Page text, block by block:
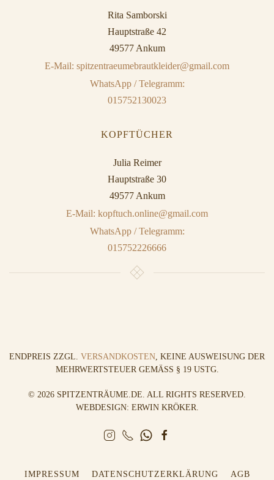
Rita Samborski
Hauptstraße 42
49577 Ankum
E-Mail: spitzentraeumebrautkleider@gmail.com
WhatsApp / Telegramm:
015752130023
KOPFTÜCHER
Julia Reimer
Hauptstraße 30
49577 Ankum
E-Mail: kopftuch.online@gmail.com
WhatsApp / Telegramm:
015752226666
ENDPREIS ZZGL. VERSANDKOSTEN, KEINE AUSWEISUNG DER
MEHRWERTSTEUER GEMÄSS § 19 USTG.
© 2026 SPITZENTRÄUME.DE. ALL RIGHTS RESERVED.
WEBDESIGN: ERWIN KRÖKER.
IMPRESSUM DATENSCHUTZERKLÄRUNG AGB